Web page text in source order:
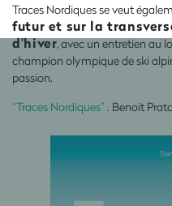
Traces Nordiques se veut
futur et sur la
d’hiver, avec un entretien au
champion olympique de ski
passion.
“Traces Nordiques” . Benoit